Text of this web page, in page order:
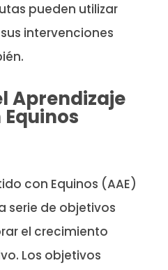
pueden utilizar
intervenciones
Aprendizaje
con Equinos (AAE)
serie de objetivos
el crecimiento
Los objetivos